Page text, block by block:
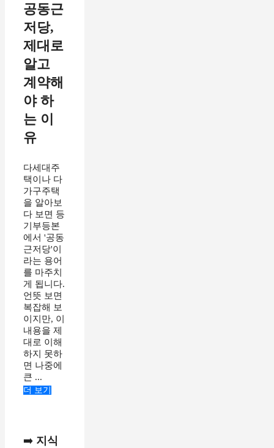
공동근
저당,
제대로
알고
계약해
야 하
는 이
유
다세대주
택이나 다
가구주택
을 알아보
다 보면 등
기부등본
에서 '공동
근저당'이
라는 용어
를 마주치
게 됩니다.
언뜻 보면
복잡해 보
이지만, 이
내용을 제
대로 이해
하지 못하
면 나중에
큰 ...
더 보기
➡️ 지식